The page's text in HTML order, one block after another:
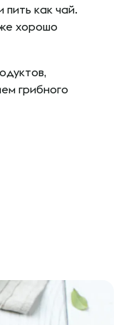
пить как чай.
хорошо
грибного